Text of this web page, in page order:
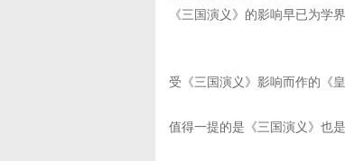
《三国演义》的影响早已为学界
受《三国演义》影响而作的《
值得一提的是《三国演义》也